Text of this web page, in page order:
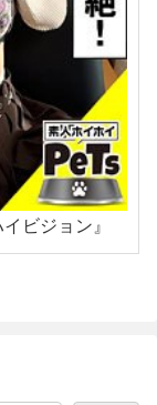
ビジョン』